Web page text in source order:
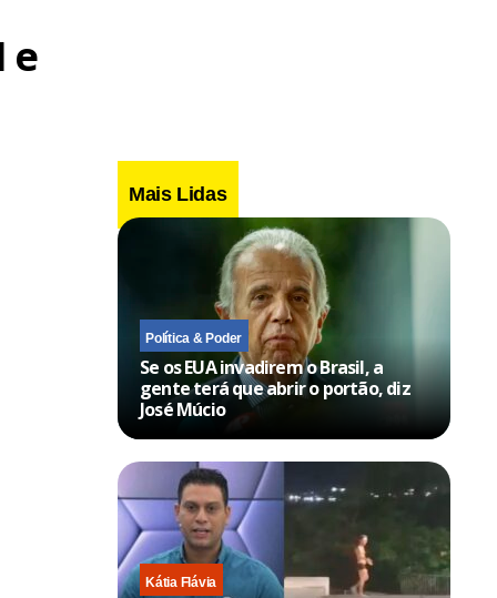
e
Mais Lidas
Política & Poder
Se os EUA invadirem o Brasil, a
gente terá que abrir o portão, diz
José Múcio
Kátia Flávia